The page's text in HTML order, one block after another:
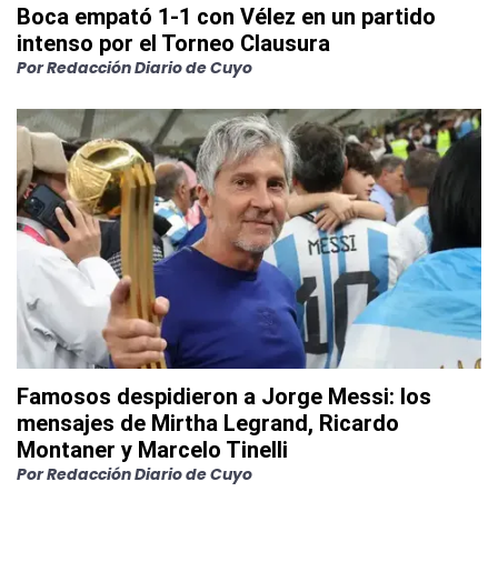
Boca empató 1-1 con Vélez en un partido
intenso por el Torneo Clausura
PorRedacción Diario de Cuyo
Famosos despidieron a Jorge Messi: los
mensajes de Mirtha Legrand, Ricardo
Montaner y Marcelo Tinelli
PorRedacción Diario de Cuyo